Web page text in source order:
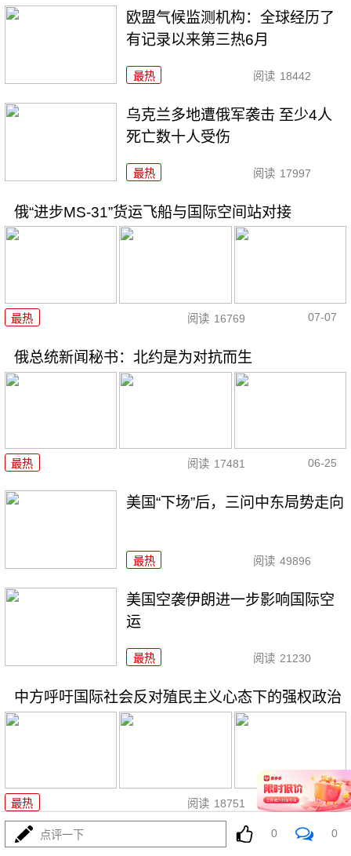
欧盟气候监测机构：全球经历了
有记录以来第三热6月
最热 阅读 18442
乌克兰多地遭俄军袭击 至少4人
死亡数十人受伤
最热 阅读 17997
俄“进步MS-31”货运飞船与国际空间站对接
最热 阅读 16769 07-07
俄总统新闻秘书：北约是为对抗而生
最热 阅读 17481 06-25
美国“下场”后，三问中东局势走向
最热 阅读 49896
美国空袭伊朗进一步影响国际空
运
最热 阅读 21230
中方呼吁国际社会反对殖民主义心态下的强权政治
最热 阅读 18751 06-20
乌首都基辅遭空袭 死亡人数升至23人
点评一下 0 0